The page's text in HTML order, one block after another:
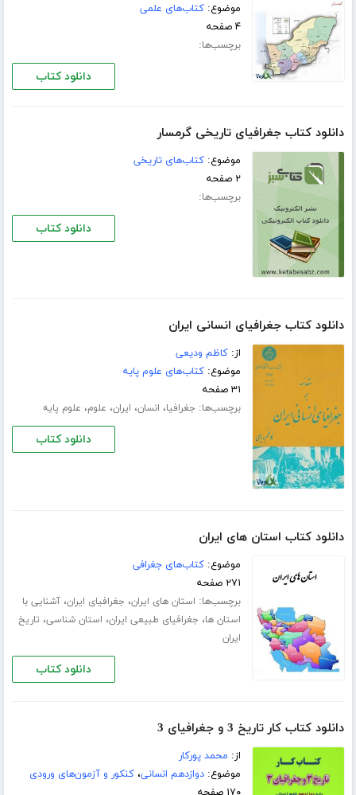
موضوع:کتاب‌های علمی
۴ صفحه
برچسب‌ها:
دانلود کتاب
دانلود کتاب جغرافیای تاریخی گرمسار
موضوع:کتاب‌های تاریخی
۲ صفحه
برچسب‌ها:
دانلود کتاب
دانلود کتاب جغرافیای انسانی ایران
از:کاظم ودیعی
موضوع:کتاب‌های علوم پایه
۳۱ صفحه
برچسب‌ها: جغرافیا، انسان، ایران، علوم، علوم پایه
دانلود کتاب
دانلود کتاب استان های ایران
موضوع:کتاب‌های جغرافی
۲۷۱ صفحه
برچسب‌ها: استان های ایران، جغرافیای ایران،آشنایی با
استان ها، جغرافیای طبیعی ایران، استان شناسی، تاریخ
ایران
دانلود کتاب
دانلود کتاب کار تاریخ 3 و جغرافیای 3
از: محمد پورکار
موضوع:دوازدهم انسانی،کنکور و آزمون‌های ورودی